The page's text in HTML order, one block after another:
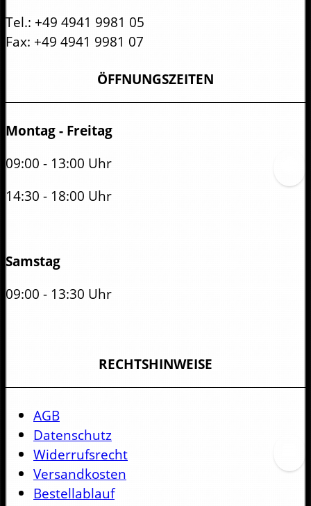
Tel.: +49 4941 9981 05
Fax: +49 4941 9981 07
ÖFFNUNGSZEITEN
Montag - Freitag
09:00 - 13:00 Uhr
14:30 - 18:00 Uhr
Samstag
09:00 - 13:30 Uhr
RECHTSHINWEISE
AGB
Datenschutz
Widerrufsrecht
Versandkosten
Bestellablauf